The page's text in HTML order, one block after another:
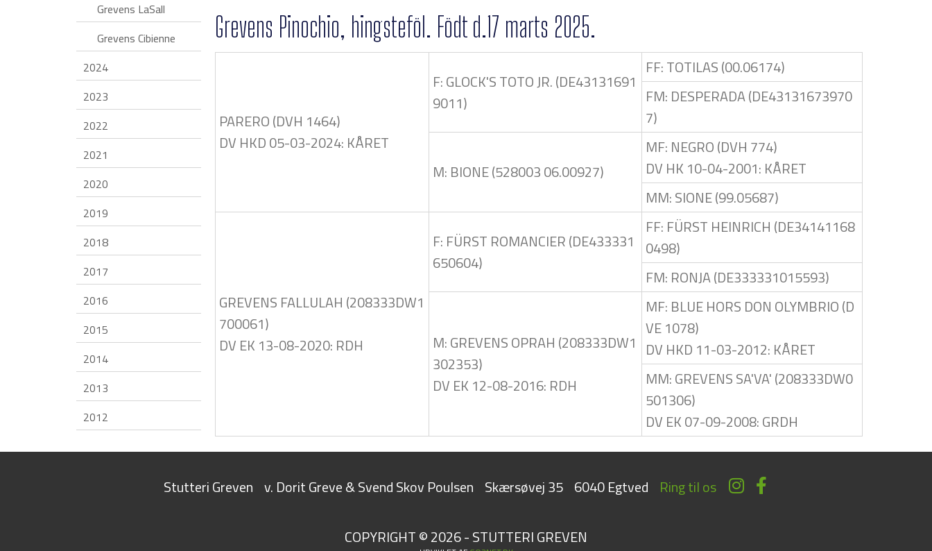
Grevens LaSall
Grevens Cibienne
2024
2023
2022
2021
2020
2019
2018
2017
2016
2015
2014
2013
2012
Grevens Pinochio, hingsteföl. Födt d.17 marts 2025.
PARERO (DVH 1464)
DV HKD 05-03-2024: KÅRET
F: GLOCK'S TOTO JR. (DE43131691
9011)
FF: TOTILAS (00.06174)
FM: DESPERADA (DE43131673970
7)
M: BIONE (528003 06.00927)
MF: NEGRO (DVH 774)
DV HK 10-04-2001: KÅRET
MM: SIONE (99.05687)
GREVENS FALLULAH (208333DW1
700061)
DV EK 13-08-2020: RDH
F: FÜRST ROMANCIER (DE433331
650604)
FF: FÜRST HEINRICH (DE34141168
0498)
FM: RONJA (DE333331015593)
M: GREVENS OPRAH (208333DW1
302353)
DV EK 12-08-2016: RDH
MF: BLUE HORS DON OLYMBRIO (D
VE 1078)
DV HKD 11-03-2012: KÅRET
MM: GREVENS SA'VA' (208333DW0
501306)
DV EK 07-09-2008: GRDH
Stutteri Greven v. Dorit Greve & Svend Skov Poulsen Skærsøvej 35 6040 Egtved Ring til os
COPYRIGHT © 2026 - STUTTERI GREVEN